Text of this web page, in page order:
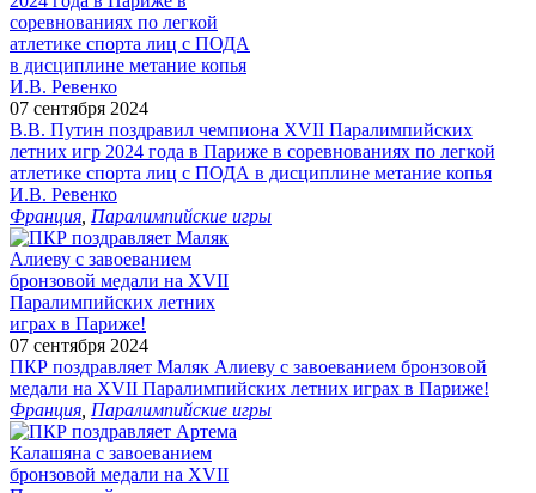
07 сентября 2024
В.В. Путин поздравил чемпиона XVII Паралимпийских
летних игр 2024 года в Париже в соревнованиях по легкой
атлетике спорта лиц с ПОДА в дисциплине метание копья
И.В. Ревенко
Франция Паралимпийские игры
07 сентября 2024
ПКР поздравляет Маляк Алиеву с завоеванием бронзовой
медали на XVII Паралимпийских летних играх в Париже!
Франция Паралимпийские игры